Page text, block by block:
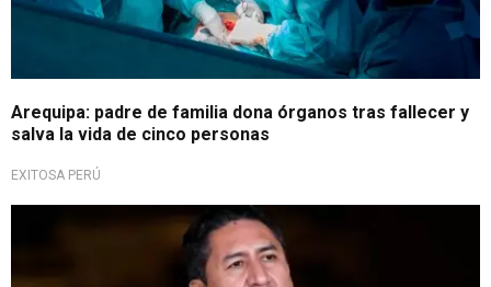
Arequipa: padre de familia dona órganos tras fallecer y
salva la vida de cinco personas
EXITOSA PERÚ